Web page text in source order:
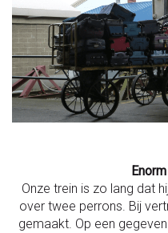
Onze trein is zo lang dat
over twee perrons. Bij
gemaakt. Op een